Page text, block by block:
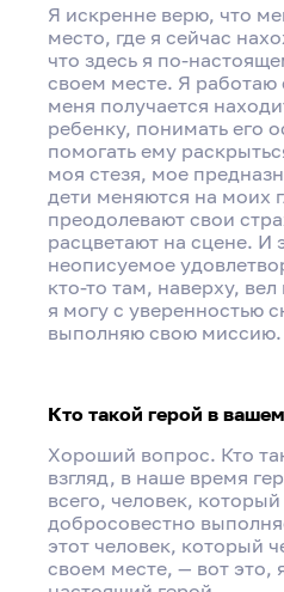
Я искренне верю, что
место, где я сейчас
что здесь я по-
своем месте. Я работаю
меня получается
ребенку, понимать его
помогать ему
моя стезя, мое
дети меняются на моих
преодолевают свои
расцветают на сцене. И
неописуемое
кто-то там, наверху,
я могу с уверенностью
выполняю свою миссию.
Кто такой герой в
Хороший вопрос. Кто
взгляд, в наше время
всего, человек,
добросовестно
этот человек, который
своем месте, — вот это,